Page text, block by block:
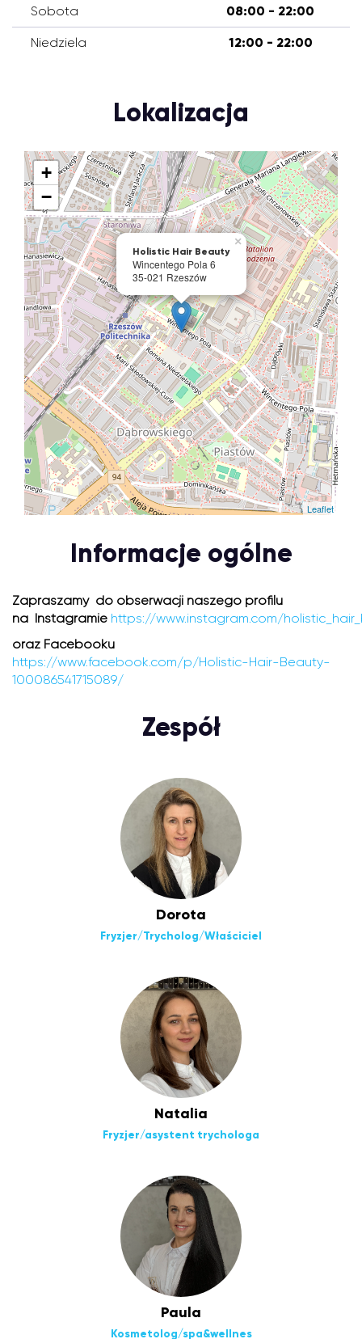
Sobota 08:00 - 22:00
Niedziela 12:00 - 22:00
Lokalizacja
Holistic Hair Beauty
Wincentego Pola 6
35-021 Rzeszów
×
+
−
Leaflet
Informacje ogólne
Zapraszamy do obserwacji naszego profilu
na Instagramie https://www.instagram.com/
oraz Facebooku
https://www.facebook.com/p/Holistic-Hair-Beauty-
100086541715089/
Zespół
Dorota
Fryzjer/Trycholog/Właściciel
Natalia
Fryzjer/asystent trychologa
Paula
Kosmetolog/spa&wellnes